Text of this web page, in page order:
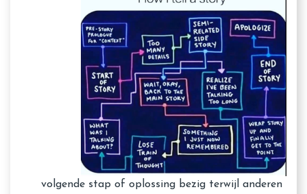
volgende stap of oplossing bezig terwijl anderen